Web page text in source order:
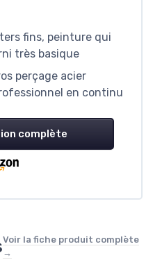
fins, peinture qui
très basique
perçage acier
en continu
complète
Voir la fiche produit complète
→